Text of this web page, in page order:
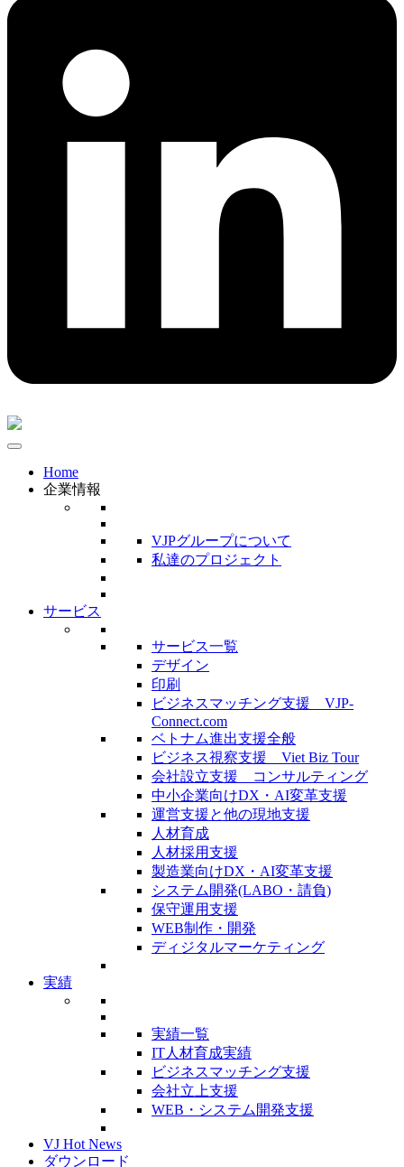
Home
企業情報
VJPグループについて
私達のプロジェクト
サービス
サービス一覧
デザイン
印刷
ビジネスマッチング支援 VJP-
Connect.com
ベトナム進出支援全般
ビジネス視察支援 Viet Biz Tour
会社設立支援 コンサルティング
中小企業向けDX・AI変革支援
運営支援と他の現地支援
人材育成
人材採用支援
製造業向けDX・AI変革支援
システム開発(LABO・請負)
保守運用支援
WEB制作・開発
ディジタルマーケティング
実績
実績一覧
IT人材育成実績
ビジネスマッチング支援
会社立上支援
WEB・システム開発支援
VJ Hot News
ダウンロード